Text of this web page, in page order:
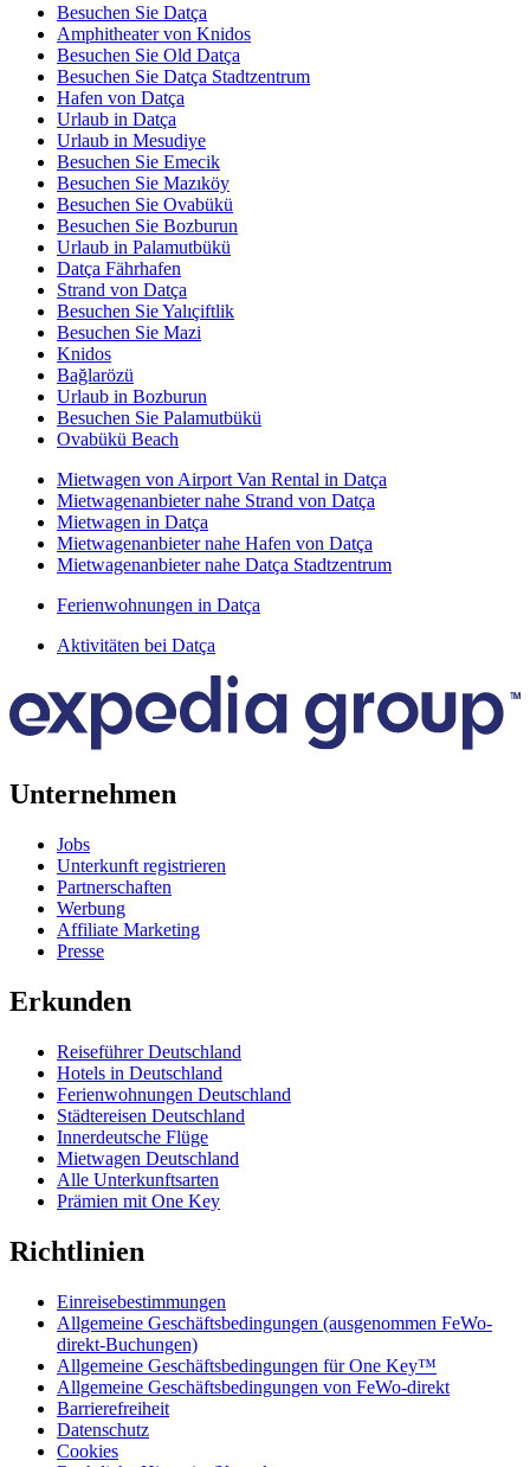
Besuchen Sie Datça
Amphitheater von Knidos
Besuchen Sie Old Datça
Besuchen Sie Datça Stadtzentrum
Hafen von Datça
Urlaub in Datça
Urlaub in Mesudiye
Besuchen Sie Emecik
Besuchen Sie Mazıköy
Besuchen Sie Ovabükü
Besuchen Sie Bozburun
Urlaub in Palamutbükü
Datça Fährhafen
Strand von Datça
Besuchen Sie Yalıçiftlik
Besuchen Sie Mazi
Knidos
Bağlarözü
Urlaub in Bozburun
Besuchen Sie Palamutbükü
Ovabükü Beach
Mietwagen von Airport Van Rental in Datça
Mietwagenanbieter nahe Strand von Datça
Mietwagen in Datça
Mietwagenanbieter nahe Hafen von Datça
Mietwagenanbieter nahe Datça Stadtzentrum
Ferienwohnungen in Datça
Aktivitäten bei Datça
Unternehmen
Jobs
Unterkunft registrieren
Partnerschaften
Werbung
Affiliate Marketing
Presse
Erkunden
Reiseführer Deutschland
Hotels in Deutschland
Ferienwohnungen Deutschland
Städtereisen Deutschland
Innerdeutsche Flüge
Mietwagen Deutschland
Alle Unterkunftsarten
Prämien mit One Key
Richtlinien
Einreisebestimmungen
Allgemeine Geschäftsbedingungen (ausgenommen FeWo-
direkt-Buchungen)
Allgemeine Geschäftsbedingungen für One Key™
Allgemeine Geschäftsbedingungen von FeWo-direkt
Barrierefreiheit
Datenschutz
Cookies